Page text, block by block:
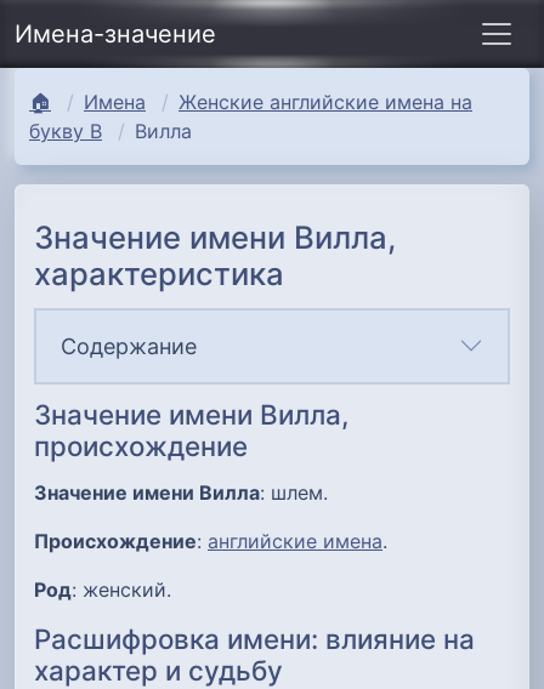
Имена-значение
🏠 Имена
Женские английские имена на
букву В
Вилла
Значение имени Вилла,
характеристика
Содержание
Значение имени Вилла,
происхождение
Значение имени Вилла: шлем.
Происхождение: английские имена.
Род: женский.
Расшифровка имени: влияние на
характер и судьбу